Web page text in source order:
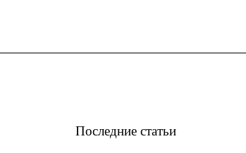
Последние статьи